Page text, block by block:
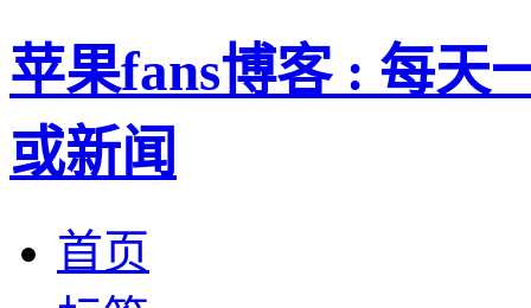
苹果fans博客 : 每天
或新闻
首页